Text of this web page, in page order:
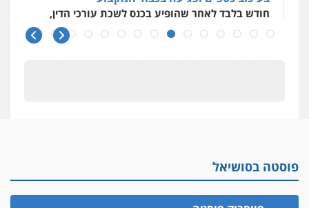
חודש בלבד לאחר שהופיע בכנס לשכת עורכי הדין,
קצב הורשע
אלה המינויים
הוועדה לבחירת שופטים בחרה 26 שופטים ורשמים
נוספים
פוסטה בסושיאל